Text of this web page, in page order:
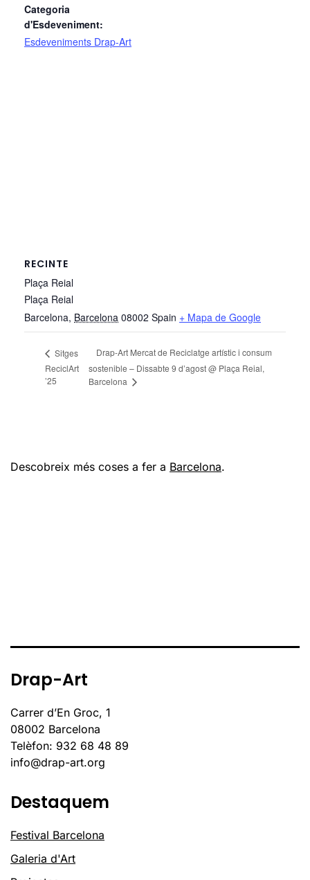
Categoria
d'Esdeveniment:
Esdeveniments Drap-Art
RECINTE
Plaça Reial
Plaça Reial
Barcelona, Barcelona 08002 Spain + Mapa de Google
Sitges
ReciclArt
’25
Drap-Art Mercat de Reciclatge artístic i consum
sostenible – Dissabte 9 d’agost @ Plaça Reial,
Barcelona
Descobreix més coses a fer a Barcelona.
Drap-Art
Carrer d’En Groc, 1
08002 Barcelona
Telèfon: 932 68 48 89
info@drap-art.org
Destaquem
Festival Barcelona
Galeria d'Art